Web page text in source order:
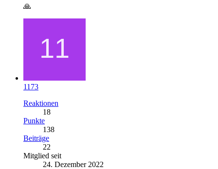
🙏
1173
Reaktionen
18
Punkte
138
Beiträge
22
Mitglied seit
24. Dezember 2022